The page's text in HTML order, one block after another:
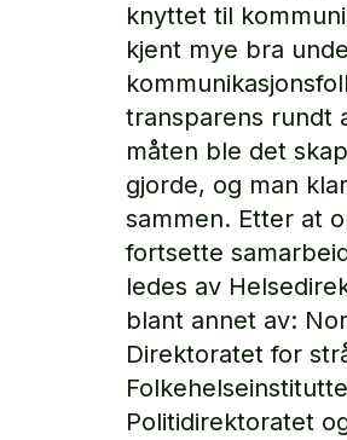
knyttet til
kjent mye bra
transparens rundt
måten ble det
gjorde, og man
sammen. Etter at
fortsette
ledes av
blant annet av:
Direktoratet for
Politidirektoratet